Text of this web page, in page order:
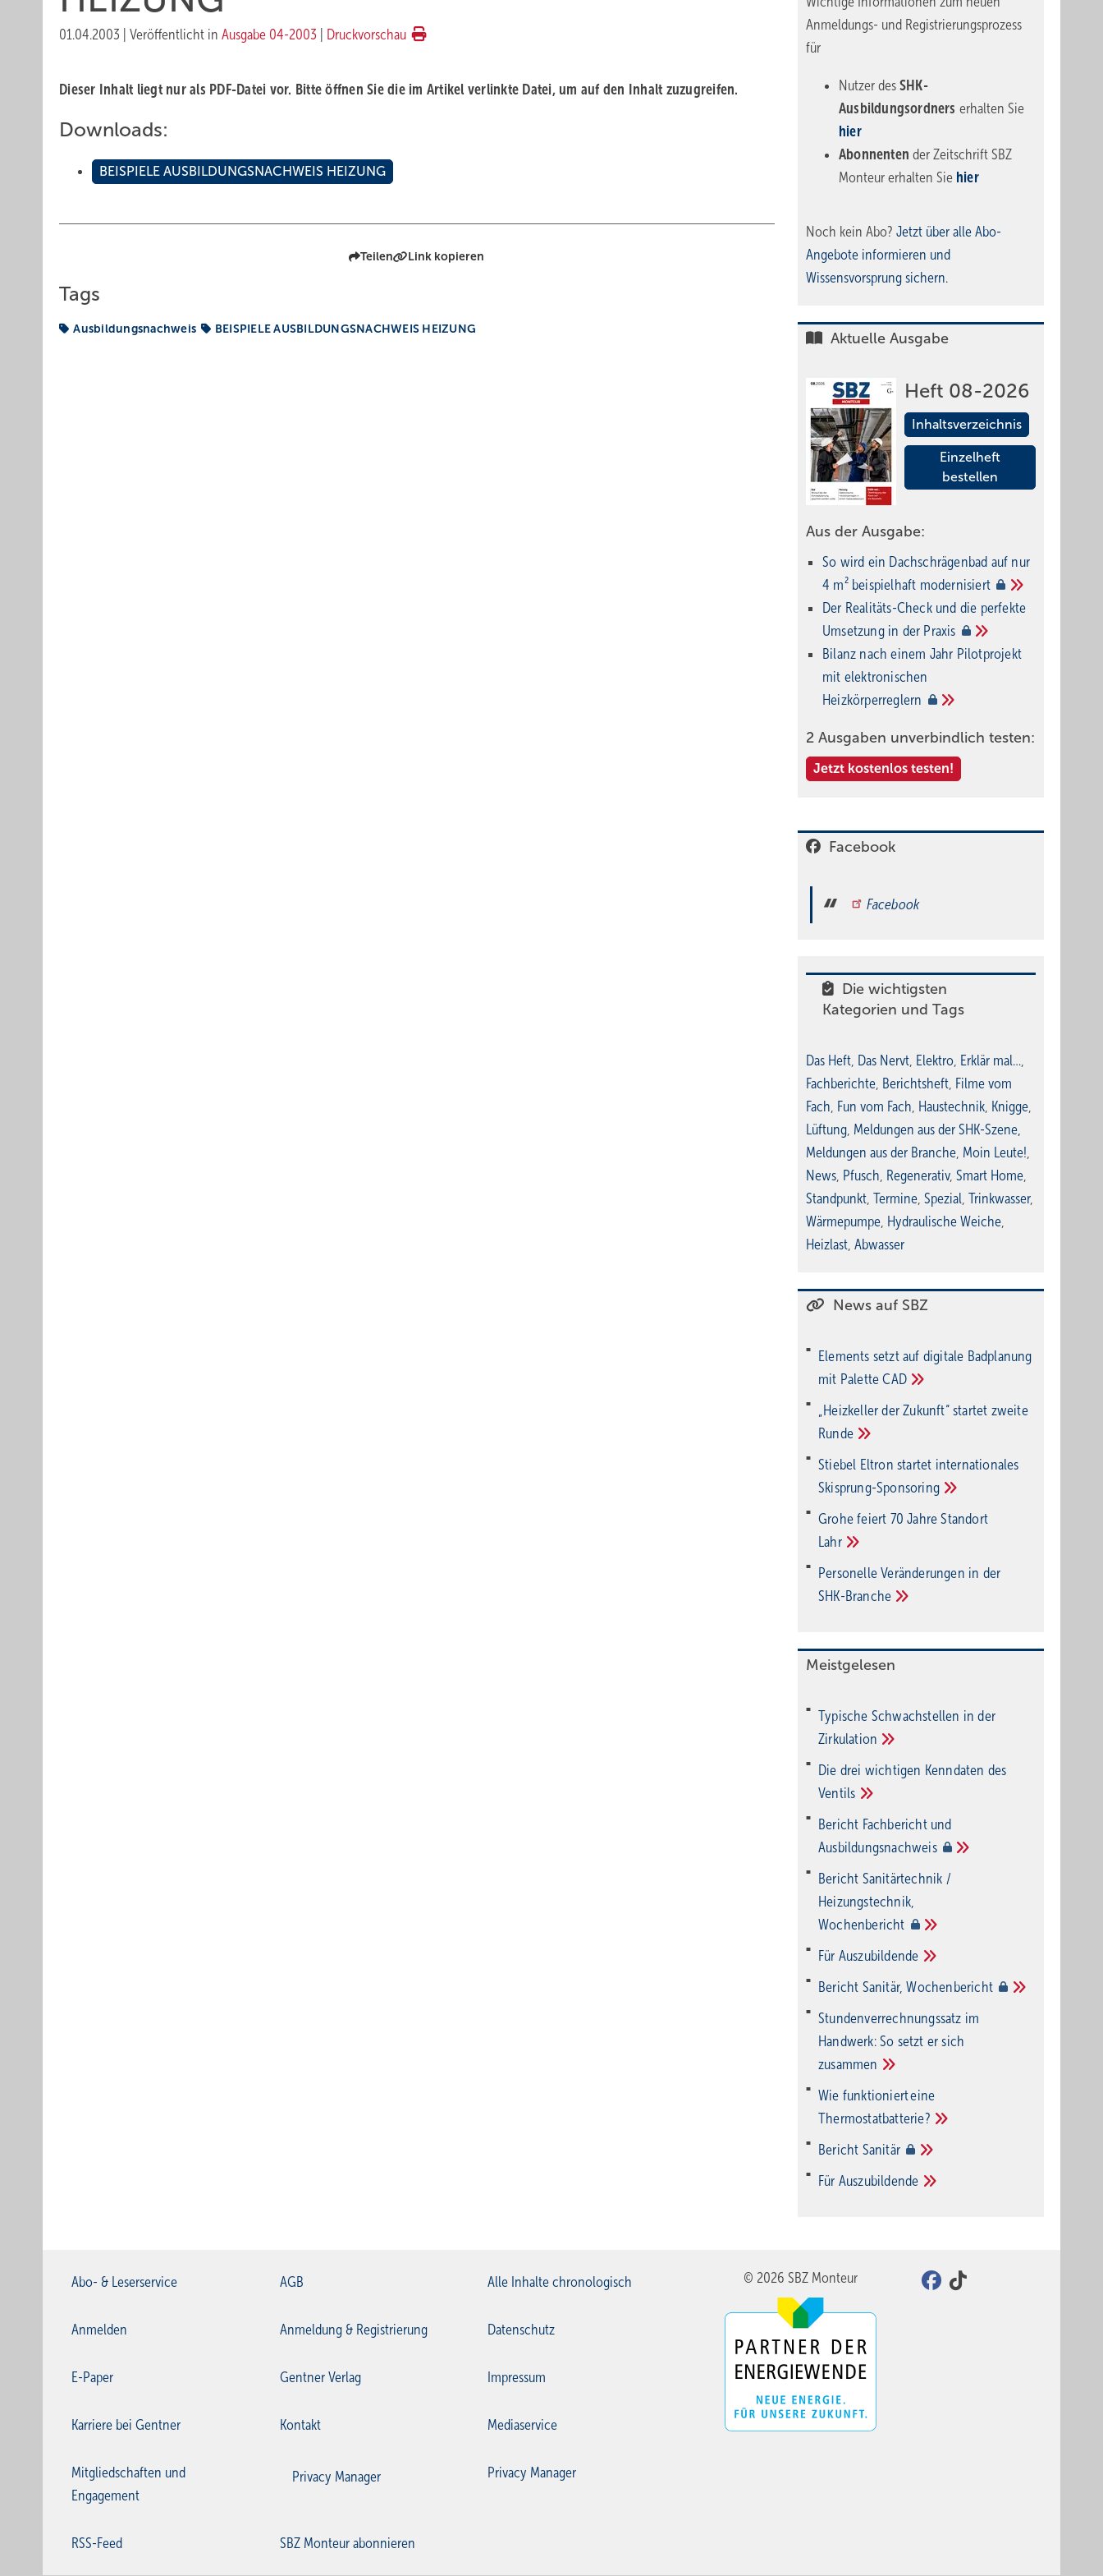
01.04.2003 Veröffentlicht in Ausgabe 04-2003 Druckvorschau
Dieser Inhalt liegt nur als PDF-Datei vor. Bitte öffnen Sie die im Artikel verlinkte Datei, um auf den Inhalt zuzugreifen.
Downloads:
BEISPIELE AUSBILDUNGSNACHWEIS HEIZUNG
Teilen Link kopieren
Tags
Ausbildungsnachweis BEISPIELE AUSBILDUNGSNACHWEIS HEIZUNG
Anmeldungs- und Registrierungsprozess
für
Nutzer des SHK-
Ausbildungsordners erhalten Sie
hier
Abonnentender Zeitschrift SBZ
Monteur erhalten Sie hier
Noch kein Abo? Jetzt über alle Abo-
Angebote informieren und
Wissensvorsprung sichern.
Aktuelle Ausgabe
Heft 08-2026
Inhaltsverzeichnis
Einzelheft
bestellen
Aus der Ausgabe:
So wird ein Dach­schrägenbad auf nur
4 m² beispielhaft modernisiert
Der Realitäts-Check und die perfekte
Umsetzung in der Praxis
Bilanz nach einem Jahr Pilotprojekt
mit elektronischen
Heizkörperreglern
2 Ausgaben unverbindlich testen:
Jetzt kostenlos testen!
Facebook
Facebook
Die wichtigsten
Kategorien und Tags
Das Heft, Das Nervt, Elektro, Erklär mal…,
Fachberichte, Berichtsheft, Filme vom
Fach, Fun vom Fach, Haustechnik, Knigge,
Lüftung, Meldungen aus der SHK-Szene,
Meldungen aus der Branche, Moin Leute!,
News, Pfusch, Regenerativ, Smart Home,
Standpunkt, Termine, Spezial, Trinkwasser,
Wärmepumpe, Hydraulische Weiche,
Heizlast, Abwasser
News auf SBZ
Elements setzt auf di­gi­ta­le Bad­pla­nung
mit PaletteCAD
„Heizkeller der Zu­kunft“ star­tet zwei­te
Run­de
Stiebel Eltron startet internatio­nales
Ski­sprung-Spon­soring
Grohe feiert 70 Jahre Standort
Lahr
Personelle Veränderungen in der
SHK-Branche
Meistgelesen
Typische Schwachstellen in der
Zirkulation
Die drei wichtigen Kenndaten des
Ventils
Bericht Fachbericht und
Ausbildungsnachweis
Bericht Sanitärtechnik /
Heizungstechnik,
Wochenbericht
Für Auszubildende
Bericht Sanitär,Wochenbericht
Stundenverrechnungssatz im
Handwerk: So setzt er sich
zusammen
Wie funktioniert eine
Thermostatbatterie?
Bericht Sanitär
Für Auszubildende
Abo- & Leserservice AGB Alle Inhalte chronologisch
Anmelden Anmeldung & Registrierung Datenschutz
E-Paper Gentner Verlag Impressum
Karriere bei Gentner Kontakt Mediaservice
Mitgliedschaften und
Engagement
Privacy Manager Privacy Manager
RSS-Feed SBZ Monteur abonnieren
© 2026 SBZ Monteur